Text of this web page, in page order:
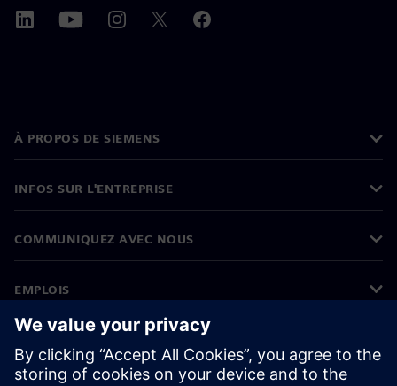
À PROPOS DE SIEMENS
INFOS SUR L'ENTREPRISE
COMMUNIQUEZ AVEC NOUS
EMPLOIS
©Siemens 2026